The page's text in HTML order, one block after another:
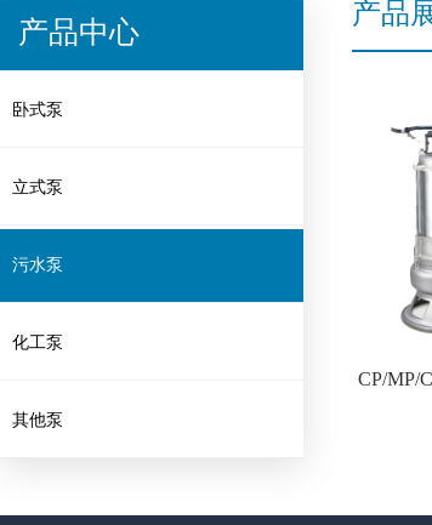
产品中心
卧式泵
立式泵
污水泵
化工泵
其他泵
产品
CP/MP/